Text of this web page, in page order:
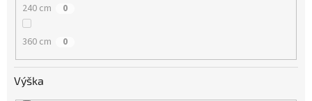
240 cm 0
360 cm 0
Výška